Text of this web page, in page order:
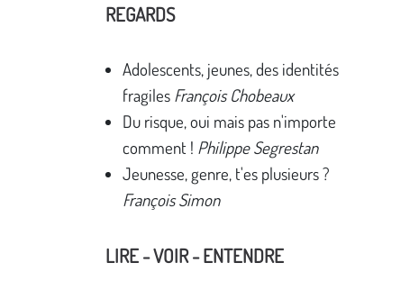
REGARDS
Adolescents, jeunes, des identités
fragiles François Chobeaux
Du risque, oui mais pas n'importe
comment ! Philippe Segrestan
Jeunesse, genre, t'es plusieurs ?
François Simon
LIRE - VOIR - ENTENDRE